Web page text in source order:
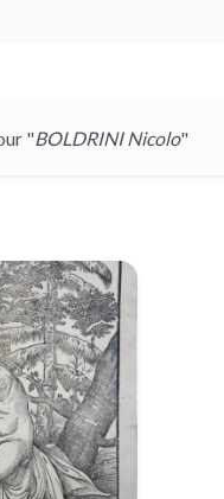
"BOLDRINI Nicolo"